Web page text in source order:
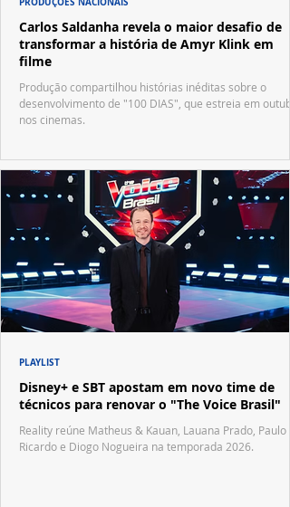
Carlos Saldanha revela o maior desafio de
transformar a história de Amyr Klink em
filme
Produção compartilhou histórias inéditas sobre o
desenvolvimento de "100 DIAS", que estreia em
nos cinemas.
Disney+ e SBT apostam em novo time de
técnicos para renovar o "The Voice Brasil"
Reality reúne Matheus & Kauan, Lauana Prado, Paulo
Ricardo e Diogo Nogueira na temporada 2026.
PLAYLIST